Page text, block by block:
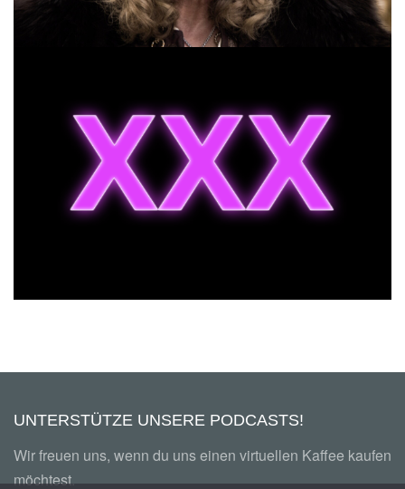
FOLGE 46 – EIN KURZE GESCHICHTE DES
SCHWEINKRAMS (TEIL 02)
UNTERSTÜTZE UNSERE PODCASTS!
Wir freuen uns, wenn du uns einen virtuellen Kaffee kaufen
möchtest.